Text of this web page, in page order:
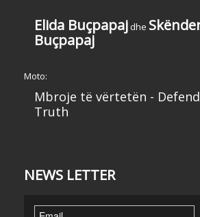
Elida Buçpapaj dhe
Buçpapaj
Moto:
Mbroje të vërtetën -
Truth
NEWS LETTER